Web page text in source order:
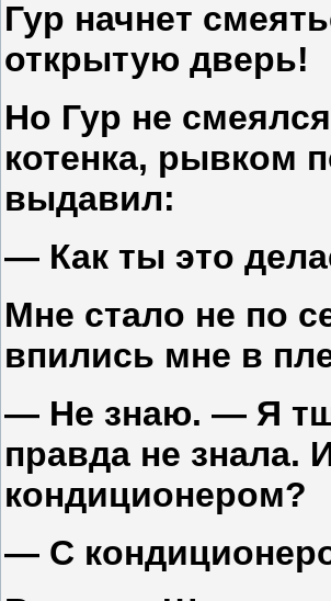
Гур начнет
открытую дверь!
Но Гур не
котенка, рывком
выдавил:
— Как ты это
Мне стало не по
впились мне в
— Не знаю. — Я
правда не знала.
кондиционером?
— С